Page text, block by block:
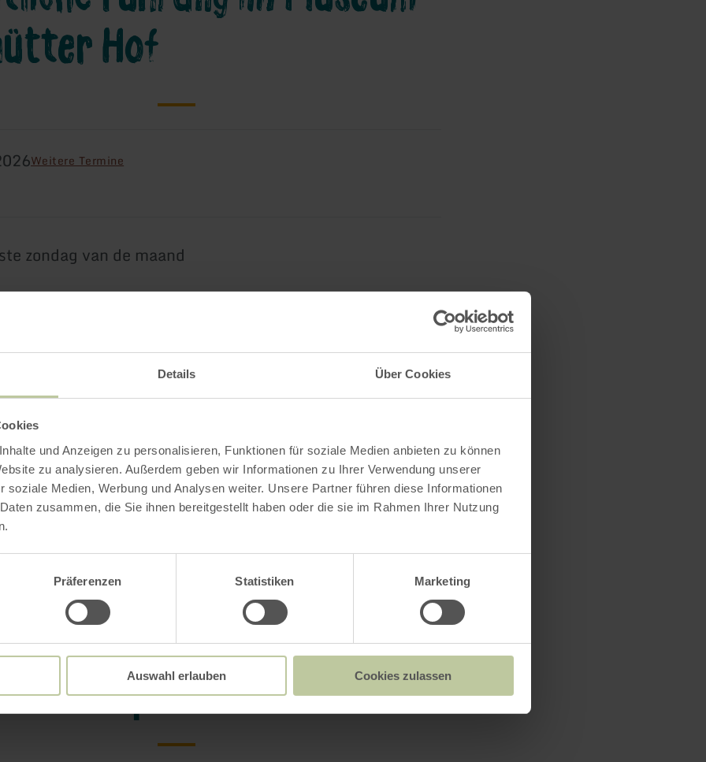
Details Über Cookies
und Anzeigen zu personalisieren, Funktionen für soziale Medien anbieten zu können
zu analysieren. Außerdem geben wir Informationen zu Ihrer Verwendung unserer
soziale Medien, Werbung und Analysen weiter. Unsere Partner führen diese Informationen
zusammen, die Sie ihnen bereitgestellt haben oder die sie im Rahmen Ihrer Nutzung
Präferenzen Statistiken Marketing
Auswahl erlauben Cookies zulassen
Hof
Weitere Termine
zondag van de maand
aan.
zink, messing en mobiliteit vanuit een nieuw perspectief.
museumgidsen bezoekt u alle afdelingen, kunt u
en nieuwe dingen ontdekken.
is gratis. Alleen de entree voor het museum moet
Annika Jones, 02402/9031310,
Impressies